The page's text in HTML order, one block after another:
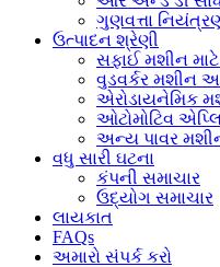
ગુણવત્તા
ઉત્પાદન શ્રેણી
સફાઈ મશીન માટે
વુડવર્કર મશીન
એરોડાયનેમિક
ઓટોમોટિવ
અન્ય પાવર મશીન
વધુ સારી ઘટના
કંપની સમાચાર
ઉદ્યોગ સમાચાર
લાયકાત
FAQs
અમારો સંપર્ક કરો